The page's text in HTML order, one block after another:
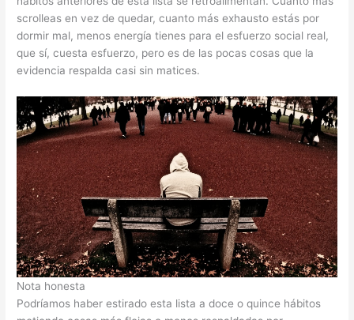
scrolleas en vez de quedar, cuanto más exhausto estás por
dormir mal, menos energía tienes para el esfuerzo social real,
que sí, cuesta esfuerzo, pero es de las pocas cosas que la
evidencia respalda casi sin matices.
Nota honesta
Podríamos haber estirado esta lista a doce o quince hábitos